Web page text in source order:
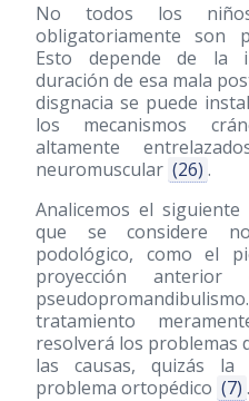
No todos los
obligatoriamente son
Esto depende de la
duración de esa mala
disgnacia se puede
los mecanismos
altamente
neuromuscular (26) .
Analicemos el
que se considere
podológico, como el
proyección
tratamiento
resolverá los problemas
las causas, quizás
problema ortopédico (7) .